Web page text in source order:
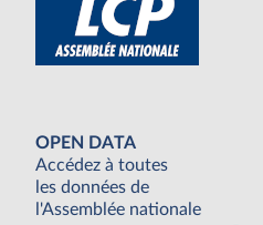
OPEN DATA
Accédez à toutes
les données de
l'Assemblée nationale